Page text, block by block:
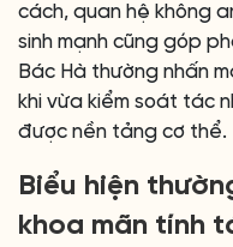
cách, quan hệ không
sinh mạnh cũng góp
Bác Hà thường nhấn
khi vừa kiểm soát tác
được nền tảng cơ thể.
Biểu hiện
khoa mãn tính